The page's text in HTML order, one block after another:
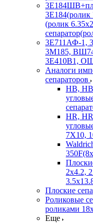
(ролик
3Е711АФ-1,
3М185,
3Е410В1,
Аналоги
сепараторов
HB,
HR,
7X10,
2х4.2,
Плоские
Роликовые
роликами
Еще